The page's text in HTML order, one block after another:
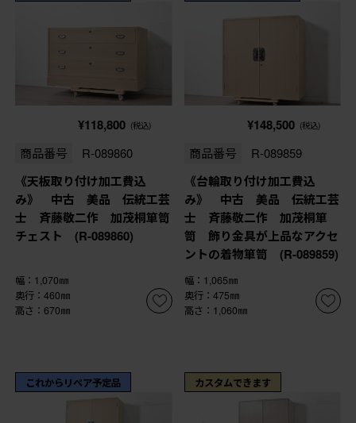
¥118,800 (税込)
商品番号 R-089860
《天板取り付け加工費込
み》 中古 美品 伝統工芸
士 斉藤敬二作 加茂桐箪笥
チェスト (R-089860)
幅：1,070㎜
奥行：460㎜
高さ：670㎜
¥148,500 (税込)
商品番号 R-089859
《台輪取り付け加工費込
み》 中古 美品 伝統工芸
士 斉藤敬二作 加茂桐箪
笥 飾り金具が上品なアクセ
ントの着物箪笥 (R-089859)
幅：1,065㎜
奥行：475㎜
高さ：1,060㎜
これからリペア予定品 カスタムできます